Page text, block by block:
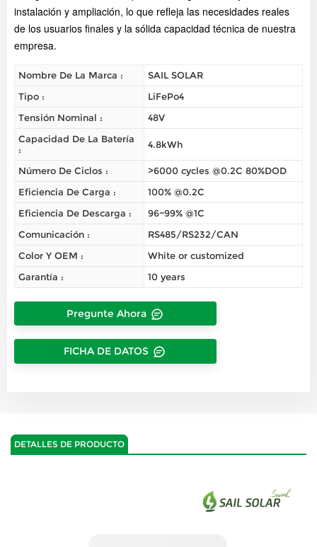
instalación y ampliación, lo que refleja las necesidades reales
de los usuarios finales y la sólida capacidad técnica de nuestra
empresa.
Nombre De La Marca :
SAIL SOLAR
Tipo :
LiFePo4
Tensión Nominal :
48V
Capacidad De La Batería
:
4.8kWh
Número De Ciclos :
>6000 cycles @0.2C 80%DOD
Eficiencia De Carga :
100% @0.2C
Eficiencia De Descarga :
96~99% @1C
Comunicación :
RS485/RS232/CAN
Color Y OEM :
White or customized
Garantía :
10 years
Pregunte Ahora
FICHA DE DATOS
DETALLES DE PRODUCTO